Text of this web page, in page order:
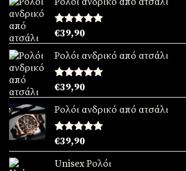
Βαθμολογήθηκε
με5.00
από 5
€39,90
Ρολόι ανδρικό από ατσάλι
Βαθμολογήθηκε
με5.00
από 5
€39,90
Ρολόι ανδρικό από ατσάλι
Βαθμολογήθηκε
με5.00
από 5
€39,90
Unisex Ρολόι